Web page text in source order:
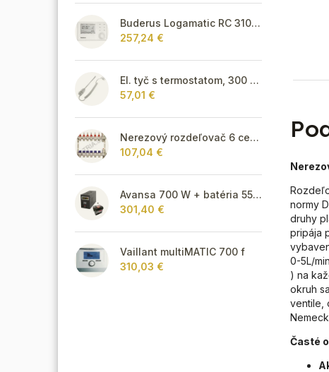
Buderus Logamatic RC 310 s FA snímačom,biely
257,24 €
El. tyč s termostatom, 300 W - biela
57,01 €
Nerezový rozdeľovač 6 cestný pre podlahové vykurovanie
107,04 €
Avansa 700 W + batéria 55Ah
301,40 €
Vaillant multiMATIC 700 f
310,03 €
normy
druhy
pripája
0-5L/
) na
okruh
ventile,
Časté